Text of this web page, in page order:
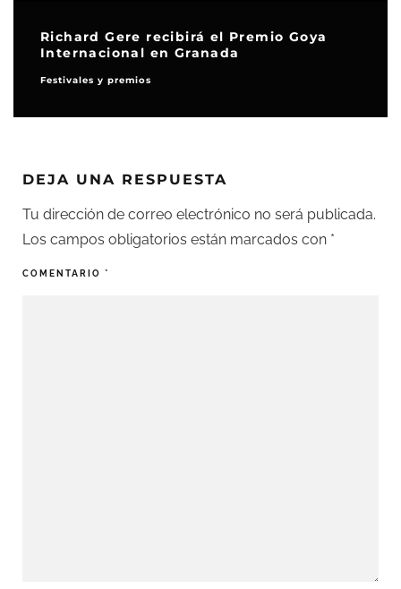
Richard Gere recibirá el Premio Goya
Internacional en Granada
Festivales y premios
DEJA UNA RESPUESTA
Tu dirección de correo electrónico no será publicada.
Los campos obligatorios están marcados con *
COMENTARIO *